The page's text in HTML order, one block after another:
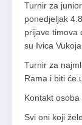
Turnir za
ponedjeljak
prijave timova
su Ivica
Turnir za
Rama i biti će
Kontakt
Svi oni koji